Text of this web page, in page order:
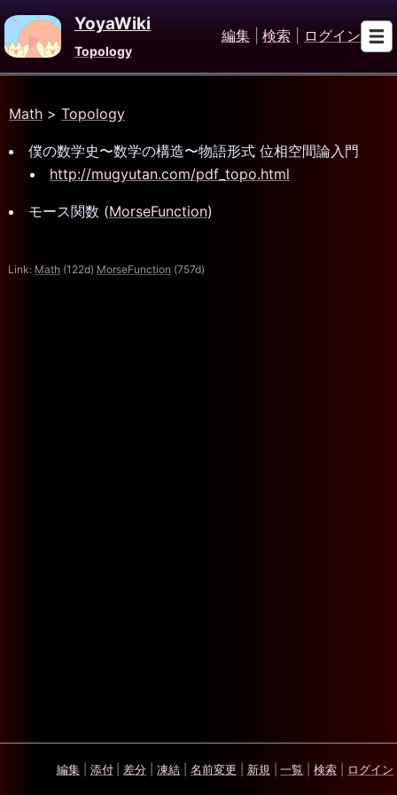
YoyaWiki
Topology
編集 検索 ログイン
Math > Topology
僕の数学史〜数学の構造〜物語形式 位相空間論入門
http://mugyutan.com/pdf_topo.html
モース関数 (MorseFunction)
Link: Math (122d) MorseFunction (757d)
編集 添付 差分 凍結 名前変更 新規 一覧 検索 ログイン